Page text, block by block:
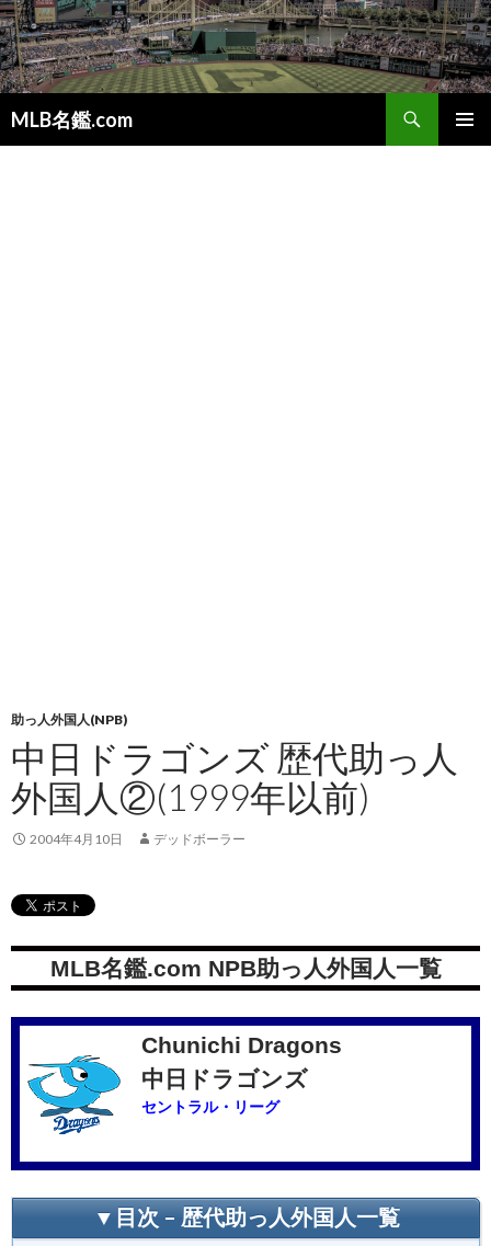
MLB名鑑.com
索
助っ人外国人(NPB)
中日ドラゴンズ 歴代助っ人
外国人②(1999年以前)
2004年4月10日 デッドボーラー
MLB名鑑.com NPB助っ人外国人一覧
Chunichi Dragons
中日ドラゴンズ
セントラル・リーグ
▼目次 – 歴代助っ人外国人一覧